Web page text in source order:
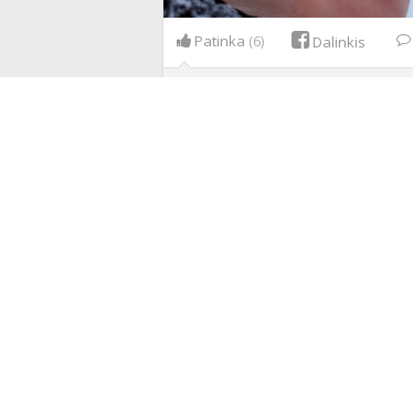
Patinka (6) Dalinkis